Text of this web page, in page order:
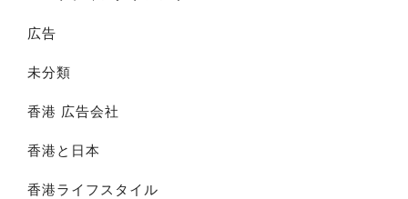
広告
未分類
香港 広告会社
香港と日本
香港ライフスタイル